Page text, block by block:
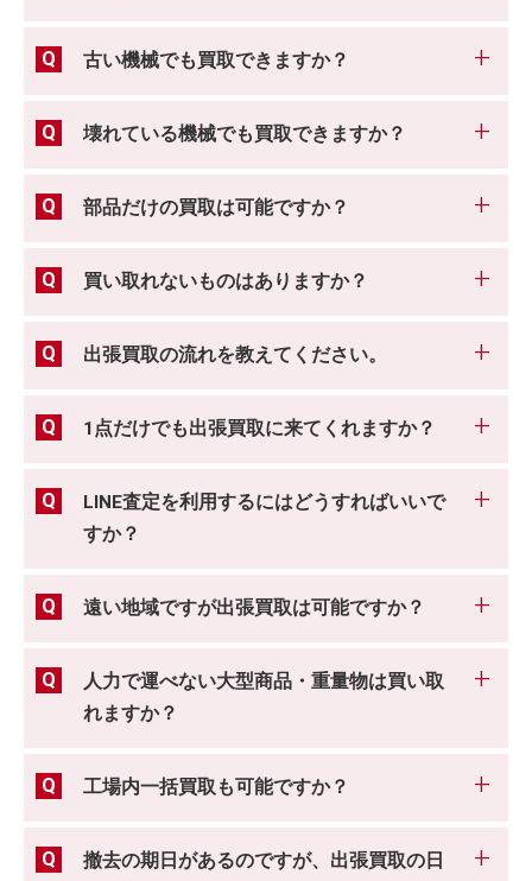
古い機械でも買取できますか？
壊れている機械でも買取できますか？
部品だけの買取は可能ですか？
買い取れないものはありますか？
出張買取の流れを教えてください。
1点だけでも出張買取に来てくれますか？
LINE査定を利用するにはどうすればいいで
すか？
遠い地域ですが出張買取は可能ですか？
人力で運べない大型商品・重量物は買い取
れますか？
工場内一括買取も可能ですか？
撤去の期日があるのですが、出張買取の日